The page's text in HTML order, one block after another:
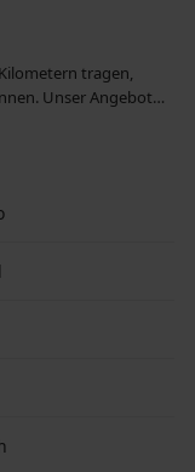
tragen,
Unser Angebot
ins Büro, Socken zu
und
und Prints.